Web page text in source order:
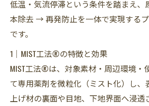
低温・気流停滞という条件を踏まえ
本除去 → 再発防止を一体で実現する
です。
1｜MIST工法®の特徴と効果
MIST工法®は、対象素材・周辺環境・
て専用薬剤を微粒化（ミスト化）し、
上げ材の裏面や目地、下地界面へ浸透